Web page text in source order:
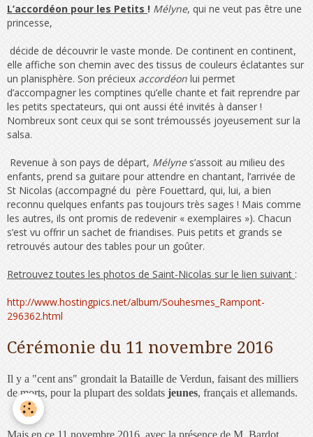
L’accordéon pour les Petits!Mélyne, qui ne veut pas être une
princesse,
décide de découvrir le vaste monde. De continent en continent,
elle affiche son chemin avec des tissus de couleurs éclatantes sur
un planisphère. Son précieuxaccordéonlui permet
d’accompagner les comptines qu’elle chante et fait reprendre par
les petits spectateurs, qui ont aussi été invités à danser !
Nombreux sont ceux qui se sont trémoussés joyeusement sur la
salsa.
Revenue à son pays de départ,Mélynes’assoit au milieu des
enfants, prend sa guitare pour attendre en chantant, l’arrivée de
St Nicolas (accompagné du père Fouettard, qui, lui, a bien
reconnu quelques enfants pas toujours très sages ! Mais comme
les autres, ils ont promis de redevenir « exemplaires »). Chacun
s’est vu offrir un sachet de friandises. Puis petits et grands se
retrouvés autour des tables pour un goûter.
Retrouvez toutes les photos de Saint-Nicolas sur le lien suivant:
http://www.hostingpics.net/album/Souhesmes_Rampont-
296362.html
Cérémonie du 11 novembre 2016
Il y a "cent ans" grondait la Bataille de Verdun, faisant des milliers
de morts, pour la plupart des soldatsjeunes, français et allemands.